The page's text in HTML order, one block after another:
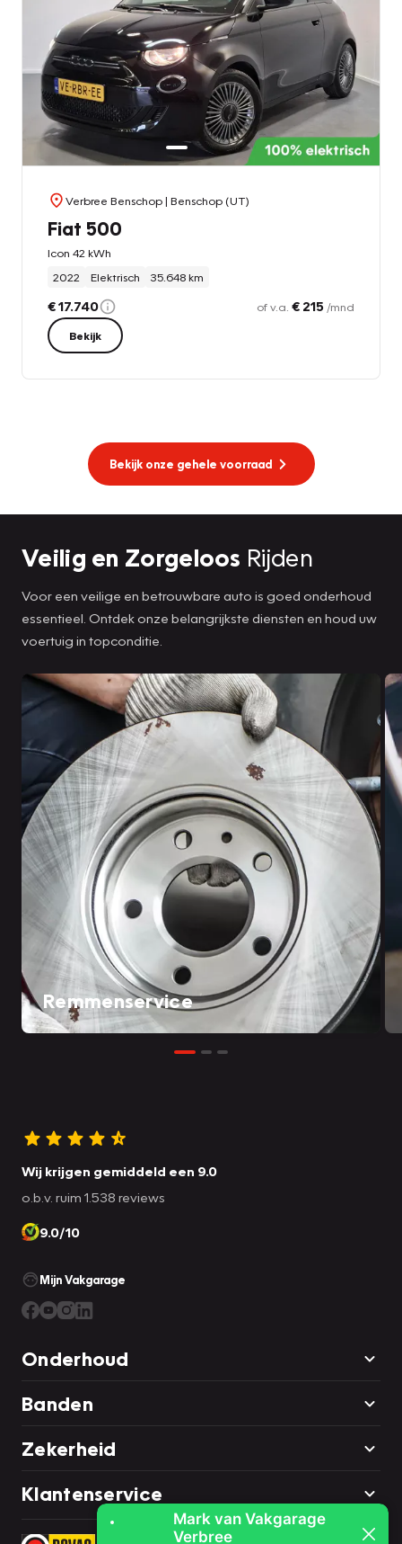
Verbree Benschop| Benschop (UT)
Fiat 500
Icon 42 kWh
2022
Elektrisch 35.648 km
€ 17.740 of v.a. € 215 /mnd
Bekijk
Bekijk onze gehele voorraad
Veilig en Zorgeloos Rijden
Voor een veilige en betrouwbare auto is goed onderhoud
essentieel. Ontdek onze belangrijkste diensten en houd uw
voertuig in topconditie.
Remmenservice
Wij krijgen gemiddeld een 9.0
o.b.v. ruim 1.538 reviews
9.0/10
Mijn Vakgarage
Onderhoud
Banden
Zekerheid
Klantenservice